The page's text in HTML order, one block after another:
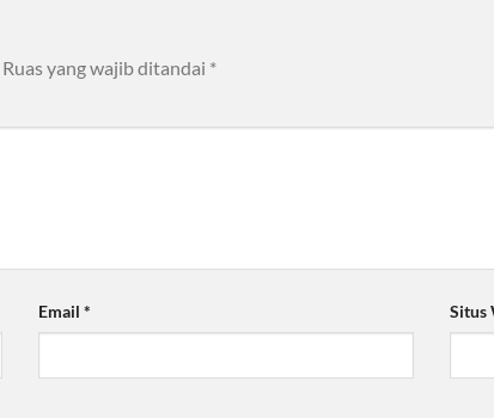
Ruas yang wajib ditandai *
Email* Situs